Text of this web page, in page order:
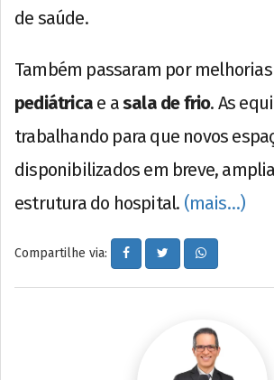
de saúde.
Também passaram por
pediátrica e asala de frio. As
trabalhando para que novos
disponibilizados em breve,
estrutura do hospital. (mais…)
Compartilhe via: